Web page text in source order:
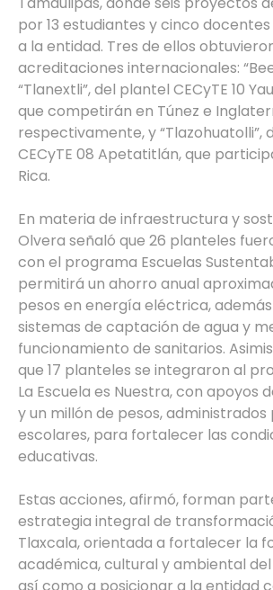
por 13 estudiantes y cinco
a la entidad. Tres de ellos
acreditaciones internacionales:
“Tlanextli”, del plantel CECyTE 10
que competirán en Túnez e
respectivamente, y “Tlazohuatolli”,
CECyTE 08 Apetatitlán, que
Rica.
En materia de infraestructura y
Olvera señaló que 26 planteles
con el programa Escuelas
permitirá un ahorro anual
pesos en energía eléctrica,
sistemas de captación de agua y
funcionamiento de sanitarios.
que 17 planteles se integraron al
La Escuela es Nuestra, con apoyos
y un millón de pesos,
escolares, para fortalecer las
educativas.
Estas acciones, afirmó, forman
estrategia integral de
Tlaxcala, orientada a fortalecer la
académica, cultural y ambiental
así como a posicionar a la entidad